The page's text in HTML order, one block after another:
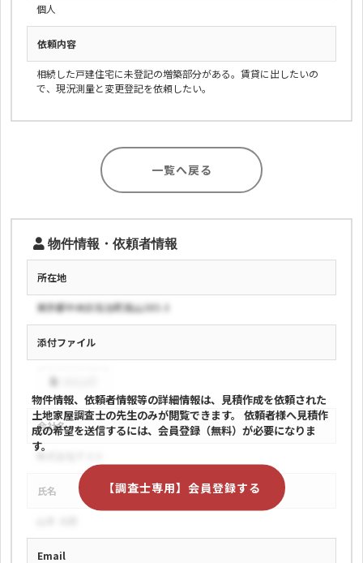
個人
依頼内容
相続した戸建住宅に未登記の増築部分がある。賃貸に出したいの
で、現況測量と変更登記を依頼したい。
一覧へ戻る
物件情報・依頼者情報
所在地
東京都中央区佐治町高山385-3
添付ファイル
会社名
株式会社テスト
氏名
Email
物件情報、依頼者情報等の詳細情報は、見積作成を依頼された
土地家屋調査士の先生のみが閲覧できます。
依頼者様へ見積作
成の希望を送信するには、会員登録（無料）が必要になりま
す。
【調査士専用】会員登録する